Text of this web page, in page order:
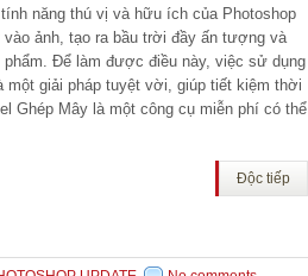
năng thú vị và hữu ích của Photoshop
vào ảnh, tạo ra bầu trời đầy ấn tượng và
phẩm. Để làm được điều này, việc sử dụng
một giải pháp tuyệt vời, giúp tiết kiệm thời
Ghép Mây là một công cụ miễn phí có thể
Độc tiếp